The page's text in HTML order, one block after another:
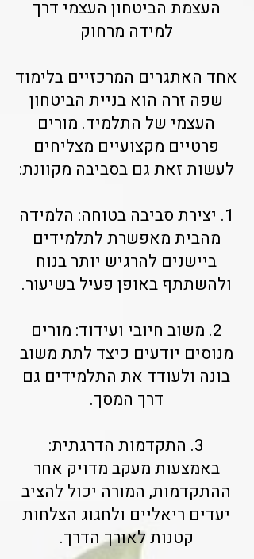
העצמת הביטחון העצמי דרך
למידה מרחוק
אחד האתגרים המרכזיים בלימוד
שפה זרה הוא בניית הביטחון
העצמי של התלמיד. מורים
פרטיים מקצועיים מצליחים
לעשות זאת גם בסביבה מקוונת:
1. יצירת סביבה בטוחה: הלמידה
מהבית מאפשרת לתלמידים
ביישנים להרגיש יותר בנוח
ולהשתתף באופן פעיל בשיעור.
2. משוב חיובי ועידוד: מורים
מנוסים יודעים כיצד לתת משוב
בונה ולעודד את התלמידים גם
דרך המסך.
3. התקדמות הדרגתית:
באמצעות מעקב מדויק אחר
ההתקדמות, המורה יכול להציב
יעדים ריאליים ולחגוג הצלחות
קטנות לאורך הדרך.